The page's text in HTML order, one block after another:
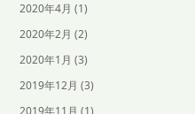
2020年4月 (1)
2020年2月 (2)
2020年1月 (3)
2019年12月 (3)